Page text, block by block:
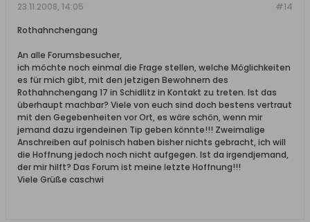
#14
23.11.2008, 14:05
Rothahnchengang
An alle Forumsbesucher,
ich möchte noch einmal die Frage stellen, welche Möglichkeiten
es für mich gibt, mit den jetzigen Bewohnern des
Rothahnchengang 17 in Schidlitz in Kontakt zu treten. Ist das
überhaupt machbar? Viele von euch sind doch bestens vertraut
mit den Gegebenheiten vor Ort, es wäre schön, wenn mir
jemand dazu irgendeinen Tip geben könnte!!! Zweimalige
Anschreiben auf polnisch haben bisher nichts gebracht, ich will
die Hoffnung jedoch noch nicht aufgegen. Ist da irgendjemand,
der mir hilft? Das Forum ist meine letzte Hoffnung!!!
Viele Grüße caschwi